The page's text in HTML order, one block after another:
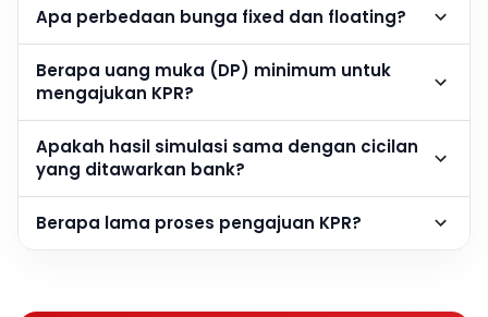
Apa perbedaan bunga fixed dan floating?
Berapa uang muka (DP) minimum untuk
mengajukan KPR?
Apakah hasil simulasi sama dengan cicilan
yang ditawarkan bank?
Berapa lama proses pengajuan KPR?